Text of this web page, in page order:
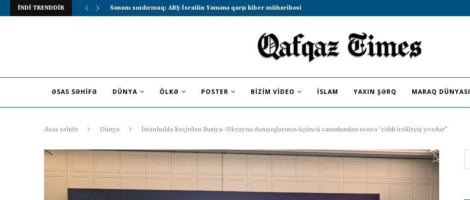
İNDİ TRENDDİR Lavrov Suriya prezidentini Rusiya–Ərəb sammitində iştirak etməyə dəvət...
ƏSAS SƏHIFƏ DÜNYA ÖLKƏ POSTER BIZIM VIDEO İSLAM YAXIN ŞƏRQ MARAQ DÜNYASI
Əsas səhifə Dünya İstanbulda keçirilən Rusiya–Ukrayna danışıqlarının üçüncü raundundan sonra “ciddi irəliləyiş yoxdur”